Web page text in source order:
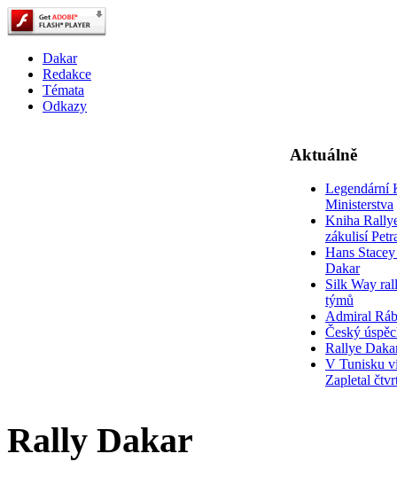
Dakar
Redakce
Témata
Odkazy
Aktuálně
Legendární
Ministerstva
Kniha
zákulisí
Hans
Dakar
Silk Way
týmů
Admiral
Český
Rallye
V Tunisku
Zapletal
Rally Dakar